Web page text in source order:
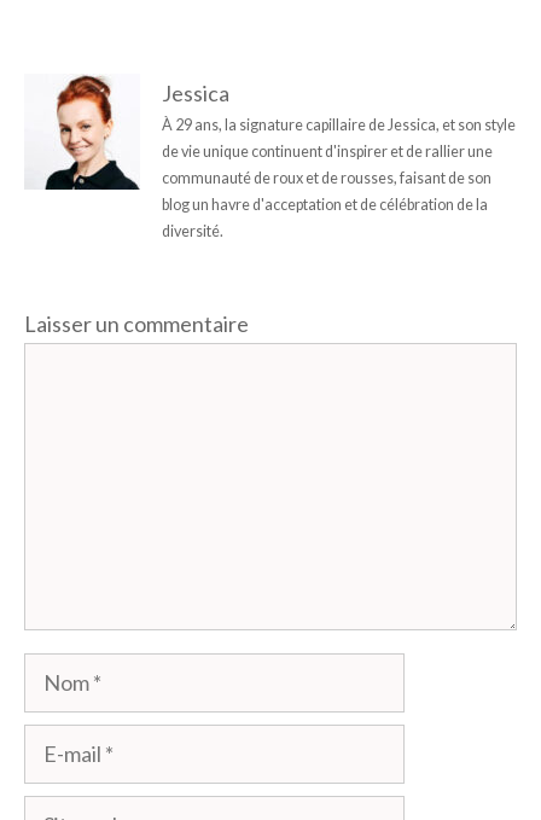
Jessica
À 29 ans, la signature capillaire de Jessica, et son style
de vie unique continuent d'inspirer et de rallier une
communauté de roux et de rousses, faisant de son
blog un havre d'acceptation et de célébration de la
diversité.
Laisser un commentaire
Nom
mail
Site